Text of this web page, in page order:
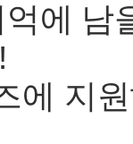
에 남
에 지